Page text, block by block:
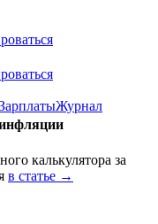
Журнал
калькулятора за
в статье →